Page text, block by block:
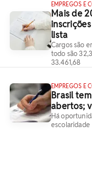
EMPREGOS E
Mais de
lista
Cargos são
todo são
33.461,68
EMPREGOS E
Brasil
abertos;
Há
escolaridade